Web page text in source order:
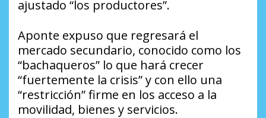
ajustado “los productores”.
Aponte expuso que regresará el
mercado secundario, conocido como los
“bachaqueros” lo que hará crecer
“fuertemente la crisis” y con ello una
“restricción” firme en los acceso a la
movilidad, bienes y servicios.